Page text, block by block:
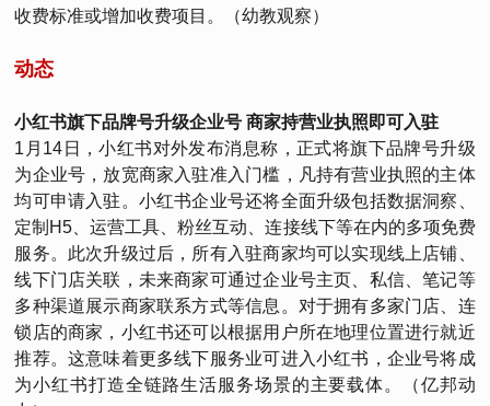
收费标准或增加收费项目。（幼教观察）
动态
小红书旗下品牌号升级企业号 商家持营业执照即可入驻
1月14日，小红书对外发布消息称，正式将旗下品牌号升级
为企业号，放宽商家入驻准入门槛，凡持有营业执照的主体
均可申请入驻。小红书企业号还将全面升级包括数据洞察、
定制H5、运营工具、粉丝互动、连接线下等在内的多项免费
服务。此次升级过后，所有入驻商家均可以实现线上店铺、
线下门店关联，未来商家可通过企业号主页、私信、笔记等
多种渠道展示商家联系方式等信息。对于拥有多家门店、连
锁店的商家，小红书还可以根据用户所在地理位置进行就近
推荐。这意味着更多线下服务业可进入小红书，企业号将成
为小红书打造全链路生活服务场景的主要载体。（亿邦动